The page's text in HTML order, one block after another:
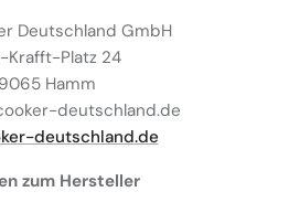
Deutschland GmbH
Krafft-Platz 24
Hamm
deutschland.de
deutschland.de
zum Hersteller